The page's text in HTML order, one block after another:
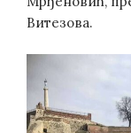
Витезова.